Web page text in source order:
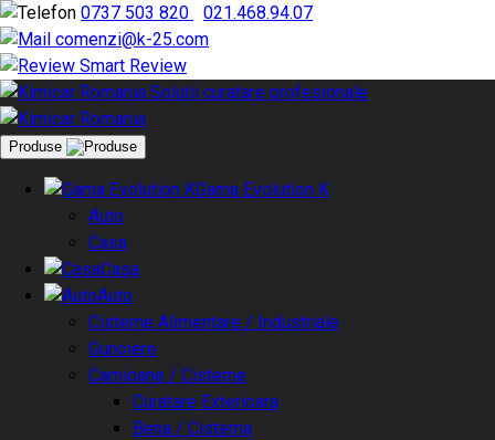
0737 503 820
021.468.94.07
comenzi@k-25.com
Smart Review
Produse
Gama Evolution K
Auto
Casa
Casa
Auto
Cisterne Alimentare / Industriale
Gunoiere
Camioane / Cisterne
Curatare Exterioara
Bena / Cisterna